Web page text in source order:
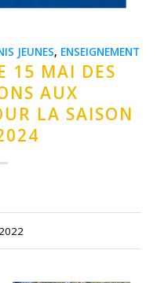
JEUNES, ENSEIGNEMENT
15 MAI DES
AUX
LA SAISON